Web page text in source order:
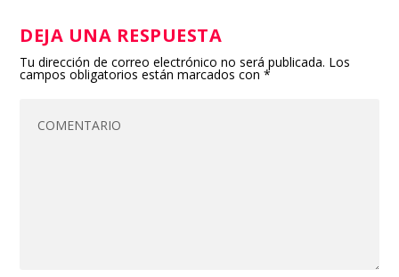
DEJA UNA RESPUESTA
Tu dirección de correo electrónico no será publicada. Los
campos obligatorios están marcados con*